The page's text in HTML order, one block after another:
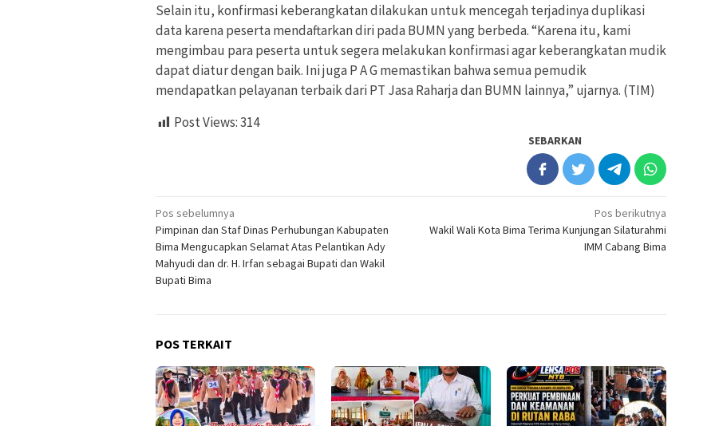
Selain itu, konfirmasi keberangkatan dilakukan untuk mencegah terjadinya duplikasi
data karena peserta mendaftarkan diri pada BUMN yang berbeda. “Karena itu, kami
mengimbau para peserta untuk segera melakukan konfirmasi agar keberangkatan mudik
dapat diatur dengan baik. Ini juga P A G memastikan bahwa semua pemudik
mendapatkan pelayanan terbaik dari PT Jasa Raharja dan BUMN lainnya,” ujarnya. (TIM)
Post Views:314
SEBARKAN
Navigasi
pos
Pos sebelumnya
Pimpinan dan Staf Dinas Perhubungan Kabupaten
Bima Mengucapkan Selamat Atas Pelantikan Ady
Mahyudi dan dr. H. Irfan sebagai Bupati dan Wakil
Bupati Bima
Pos berikutnya
Wakil Wali Kota Bima Terima Kunjungan Silaturahmi
IMM Cabang Bima
POS TERKAIT